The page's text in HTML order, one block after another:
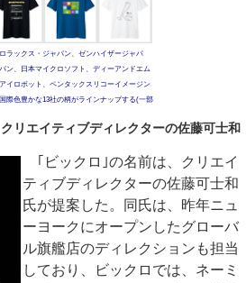
ラックス・ジャパン、ゼンハイザージャパ
ン、日本マイクロソフト、ディーアンドエム
イロボット、ペンタックスリコーイメージン
際色豊かな13社の柄がラインナップする(一部
クリエイティブディレクターの佐藤可士和
｢ビックロ｣の名前は、クリエイ
ティブディレクターの佐藤可士和
氏が提案した。同氏は、昨年ニュ
ーヨークにオープンしたグローバ
ル旗艦店のディレクションも担当
しており、ビックロでは、ネーミ